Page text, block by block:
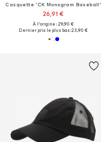
Casquette 'CK Monogram Baseball'
26,91 €
À l'origine : 29,90 €
Dernier prix le plus bas :23,90 €